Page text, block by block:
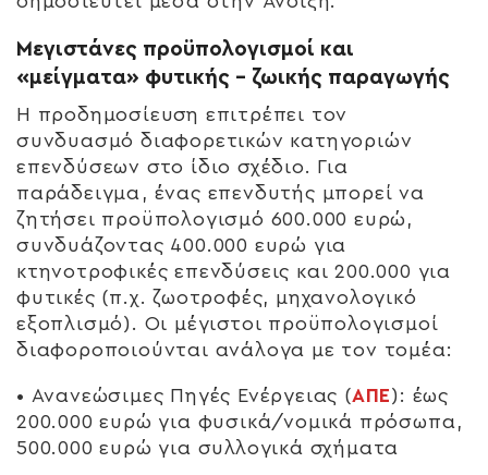
Μεγιστάνες προϋπολογισμοί και
«μείγματα» φυτικής – ζωικής παραγωγής
Η προδημοσίευση επιτρέπει τον
συνδυασμό διαφορετικών κατηγοριών
επενδύσεων στο ίδιο σχέδιο. Για
παράδειγμα, ένας επενδυτής μπορεί να
ζητήσει προϋπολογισμό 600.000 ευρώ ,
συνδυάζοντας 400.000 ευρώ για
κτηνοτροφικές επενδύσεις και 200.000 για
φυτικές (π.χ. ζωοτροφές, μηχανολογικό
εξοπλισμό). Οι μέγιστοι προϋπολογισμοί
διαφοροποιούνται ανάλογα με τον τομέα:
• Ανανεώσιμες Πηγές Ενέργειας (ΑΠΕ): έως
200.000 ευρώ για φυσικά/νομικά πρόσωπα,
500.000 ευρώ για συλλογικά σχήματα